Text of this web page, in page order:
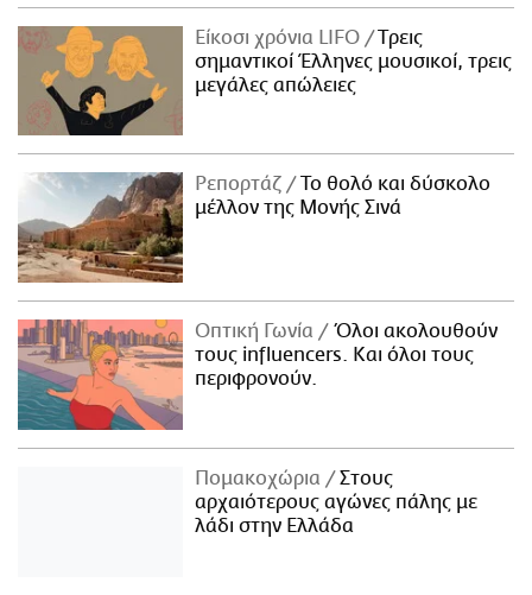
Είκοσι χρόνια LIFO
Tρεις
σημαντικοί Έλληνες μουσικοί, τρεις
μεγάλες απώλειες
Ρεπορτάζ
Το θολό και δύσκολο
μέλλον της Μονής Σινά
Οπτική Γωνία
Όλοι ακολουθούν
τους influencers. Και όλοι τους
περιφρονούν.
Πομακοχώρια
Στους
αρχαιότερους αγώνες πάλης με
λάδι στην Ελλάδα